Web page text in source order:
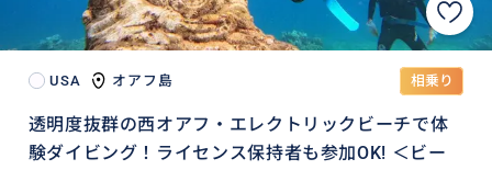
USA オアフ島 相乗り
透明度抜群の西オアフ・エレクトリックビーチで体
験ダイビング！ライセンス保持者も参加OK! ＜ビー